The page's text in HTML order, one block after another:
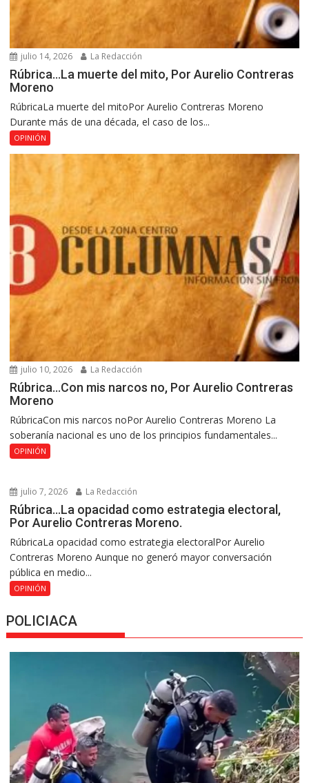
julio 14, 2026 La Redacción
Rúbrica…La muerte del mito, Por Aurelio Contreras
Moreno
RúbricaLa muerte del mitoPor Aurelio Contreras Moreno
Durante más de una década, el caso de los...
OPINIÓN
julio 10, 2026 La Redacción
Rúbrica…Con mis narcos no, Por Aurelio Contreras
Moreno
RúbricaCon mis narcos noPor Aurelio Contreras Moreno La
soberanía nacional es uno de los principios fundamentales...
OPINIÓN
julio 7, 2026 La Redacción
Rúbrica…La opacidad como estrategia electoral,
Por Aurelio Contreras Moreno.
RúbricaLa opacidad como estrategia electoralPor Aurelio
Contreras Moreno Aunque no generó mayor conversación
pública en medio...
OPINIÓN
POLICIACA